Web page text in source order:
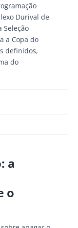
Durival de
Seleção
a Copa do
definidos,
do
a
o